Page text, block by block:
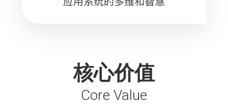
核心价值
Core Value